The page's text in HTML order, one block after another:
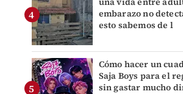
embarazo no
esto sabemos de l
Cómo hacer un
Saja Boys para el
sin gastar mucho